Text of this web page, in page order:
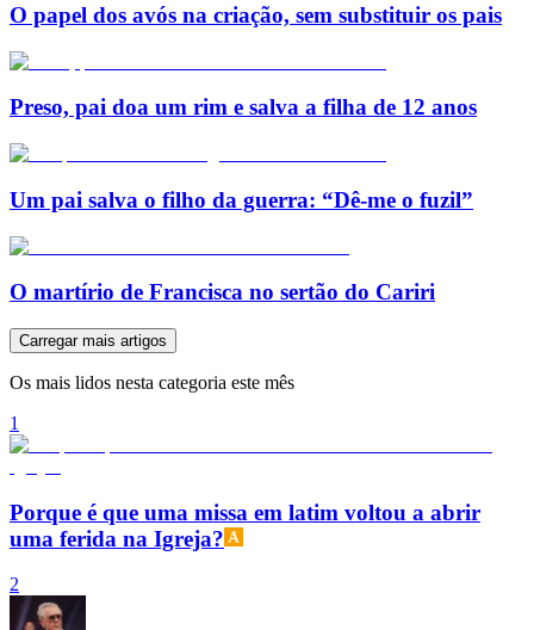
O papel dos avós na criação, sem substituir os pais
Preso, pai doa um rim e salva a filha de 12 anos
Um pai salva o filho da guerra: “Dê-me o fuzil”
O martírio de Francisca no sertão do Cariri
Carregar mais artigos
Os mais lidos nesta categoria este mês
1
Porque é que uma missa em latim voltou a abrir
uma ferida na Igreja?
2